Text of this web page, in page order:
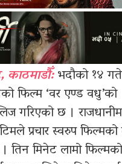
काठमाडौँ:भदौको १४
फिल्म ‘वर एण्ड वधु’को
गरिएको छ ।
प्रचार स्वरुप फिल्मको
तिन मिनेट लामो